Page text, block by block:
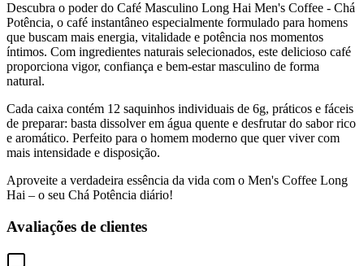
Descubra o poder do Café Masculino Long Hai Men's Coffee - Chá
Potência, o café instantâneo especialmente formulado para homens
que buscam mais energia, vitalidade e potência nos momentos
íntimos. Com ingredientes naturais selecionados, este delicioso café
proporciona vigor, confiança e bem-estar masculino de forma
natural.
Cada caixa contém 12 saquinhos individuais de 6g, práticos e fáceis
de preparar: basta dissolver em água quente e desfrutar do sabor rico
e aromático. Perfeito para o homem moderno que quer viver com
mais intensidade e disposição.
Aproveite a verdadeira essência da vida com o Men's Coffee Long
Hai – o seu Chá Potência diário!
Avaliações de clientes